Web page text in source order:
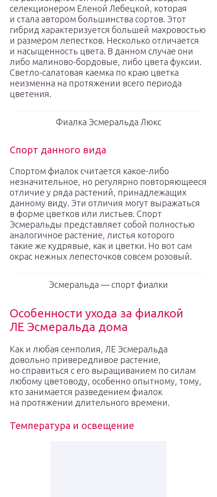
селекционером Еленой Лебецкой, которая
и стала автором большинства сортов. Этот
гибрид характеризуется большей махровостью
и размером лепестков. Несколько отличается
и насыщенность цвета. В данном случае они
либо малиново-бордовые, либо цвета фуксии.
Светло-салатовая каемка по краю цветка
неизменна на протяжении всего периода
цветения.
Фиалка Эсмеральда Люкс
Спорт данного вида
Спортом фиалок считается какое-либо
незначительное, но регулярно повторяющееся
отличие у ряда растений, принадлежащих
данному виду. Эти отличия могут выражаться
в форме цветков или листьев. Спорт
Эсмеральды представляет собой полностью
аналогичное растение, листья которого
такие же кудрявые, как и цветки. Но вот сам
окрас нежных лепесточков совсем розовый.
Эсмеральда — спорт фиалки
Особенности ухода за фиалкой
ЛЕ Эсмеральда дома
Как и любая сенполия, ЛЕ Эсмеральда
довольно привередливое растение,
но справиться с его выращиванием по силам
любому цветоводу, особенно опытному, тому,
кто занимается разведением фиалок
на протяжении длительного времени.
Температура и освещение